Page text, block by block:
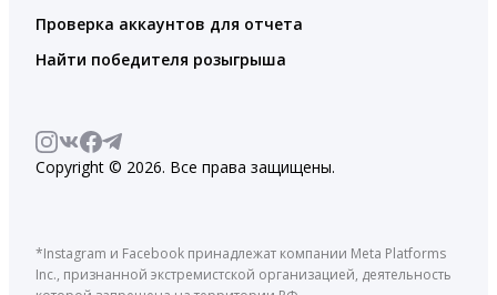
Проверка аккаунтов для отчета
Найти победителя розыгрыша
Copyright © 2026. Все права защищены.
*Instagram и Facebook принадлежат компании Meta Platforms
Inc., признанной экстремистской организацией, деятельность